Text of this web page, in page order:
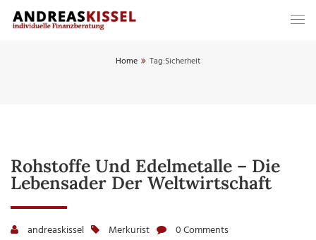
Home Tag:Sicherheit
Rohstoffe Und Edelmetalle – Die
Lebensader Der Weltwirtschaft
andreaskissel Merkurist 0 Comments